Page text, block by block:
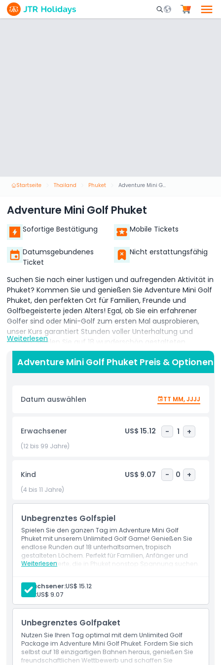
Mobile Search
Startseite Thailand Phuket Adventure Mini Golf Phuket
Adventure Mini Golf Phuket
Sofortige Bestätigung Mobile Tickets
Datumsgebundenes
Ticket
Nicht erstattungsfähig
Suchen Sie nach einer lustigen und aufregenden Aktivität in
Phuket? Kommen Sie und genießen Sie Adventure Mini Golf
Phuket, den perfekten Ort für Familien, Freunde und
Golfbegeisterte jeden Alters! Egal, ob Sie ein erfahrener
Golfer sind oder Mini-Golf zum ersten Mal ausprobieren,
unser Kurs garantiert Stunden voller Unterhaltung und
Lachen. Spielen Sie auf 18 wunderschön gestalteten
Löchern mit weichem, künstlichem Gras, das sich anfühlt
wie ein echter Golfplatz. Sie verwenden einen Putter und
einen Ball wie die Profis! Wir bieten drei Schlägergrößen an:
Unser Mini-Golfplatz in Phuket ist sowohl herausfordernd als
auch anfängerfreundlich, ideal für Kinder, Jugendliche und
Umgebung, nehmen Sie sich Zeit, um jeden Schlag zu
perfektionieren, oder treten Sie gegen Freunde und Familie
für die beste Punktzahl an. Es ist die perfekte Gelegenheit,
Wettkampf zu genießen und bleibende Erinnerungen zu
schaffen. Egal ob Sie eine schnelle Runde spielen oder den
ganzen Tag verbringen, Adventure Mini Golf Phuket
Familienaktivitäten in Phuket ist!
Highlights
Richtlinie für Kinder und Erwachsene
Ausschlüsse
Weiterlesen
Adventure Mini Golf Phuket Preis & Optionen
Datum auswählen TT MM, JJJJ
Erwachsener US$ 15.12 - 1 +
(12 bis 99 Jahre)
Kind US$ 9.07 - 0 +
(4 bis 11 Jahre)
Unbegrenztes Golfspiel
Spielen Sie den ganzen Tag im Adventure Mini Golf
Phuket mit unserem Unlimited Golf Game! Genießen Sie
endlose Runden auf 18 unterhaltsamen, tropisch
gestalteten Löchern. Perfekt für Familien, Anfänger und
Golfbegeisterte, die in Phuket nonstop Spannung suchen.
Weiterlesen
Genießen Sie unbegrenztes Spielen auf 18 tropisch
gestalteten Minigolf-Löchern in Phuket.
Perfekt für alle Altersgruppen von Anfängern bis zu
Golfprofis für nonstop Spaß und Spannung.
Erwachsener:US$ 15.12
Kind:US$ 9.07
Unbegrenztes Golfpaket
Nutzen Sie Ihren Tag optimal mit dem Unlimited Golf
Package im Adventure Mini Golf Phuket. Fordern Sie sich
selbst auf 18 einzigartigen Bahnen heraus, genießen Sie
freundschaftlichen Wettbewerb und schaffen Sie